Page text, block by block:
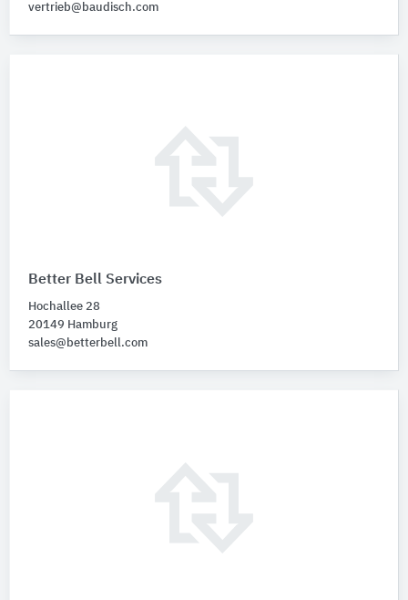
vertrieb@baudisch.com
Better Bell Services
Hochallee 28
20149 Hamburg
sales@betterbell.com